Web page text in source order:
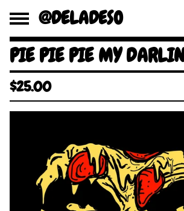
@DELADESO
PIE PIE PIE MY
$25.00